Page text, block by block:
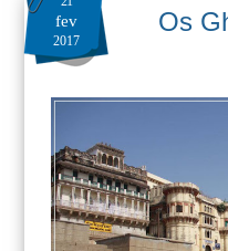
fev
2017
Os